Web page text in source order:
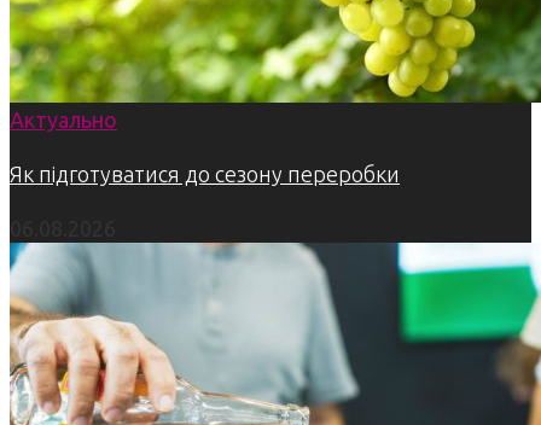
Актуально
Як підготуватися до сезону переробки